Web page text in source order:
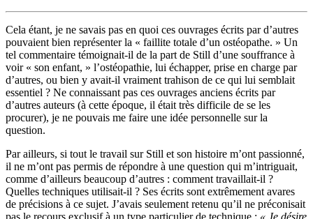
Cela étant, je ne savais pas en quoi ces ouvrages écrits par d’autres
pouvaient bien représenter la « faillite totale d’un ostéopathe. » Un
tel commentaire témoignait-il de la part de Still d’une souffrance à
voir « son enfant, » l’ostéopathie, lui échapper, prise en charge par
d’autres, ou bien y avait-il vraiment trahison de ce qui lui semblait
essentiel ? Ne connaissant pas ces ouvrages anciens écrits par
d’autres auteurs (à cette époque, il était très difficile de se les
procurer), je ne pouvais me faire une idée personnelle sur la
question.
Par ailleurs, si tout le travail sur Still et son histoire m’ont passionné,
il ne m’ont pas permis de répondre à une question qui m’intriguait,
comme d’ailleurs beaucoup d’autres : comment travaillait-il ?
Quelles techniques utilisait-il ? Ses écrits sont extrêmement avares
de précisions à ce sujet. J’avais seulement retenu qu’il ne préconisait
pas le recours exclusif à un type particulier de technique : « Je désire